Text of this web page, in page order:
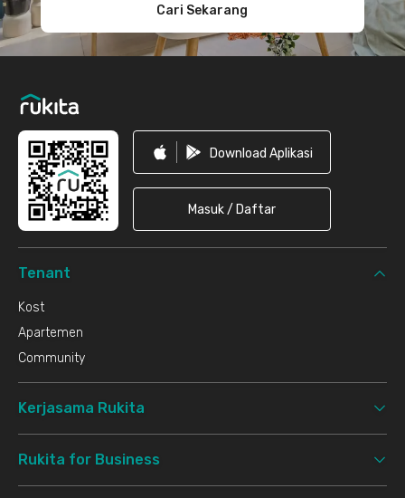
Cari Sekarang
Download Aplikasi
Masuk / Daftar
Tenant
Kost
Apartemen
Community
Kerjasama Rukita
Rukita for Business